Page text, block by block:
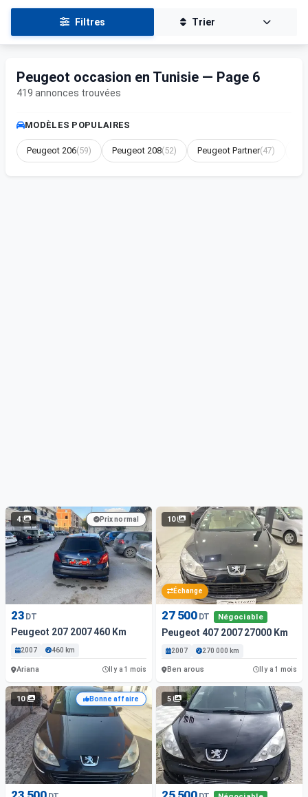
Filtres Trier
Peugeot occasion en Tunisie — Page 6
419 annonces trouvées
MODÈLES POPULAIRES
Peugeot 206(59) Peugeot 208(52) Peugeot Partner(47)
4 Prix normal
23 DT
Peugeot 207 2007 460 Km
2007 460 km
Ariana Il y a 1 mois
10
Échange
27 500 DT Négociable
Peugeot 407 2007 27000 Km
2007 270 000 km
Ben arous Il y a 1 mois
10 Bonne affaire 5